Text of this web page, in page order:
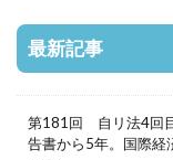
最新記事
第181回 自リ法4回
告書から5年。国際経